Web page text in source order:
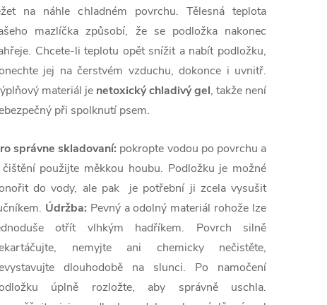
na náhle chladném povrchu. Tělesná teplota
mazlíčka způsobí, že se podložka nakonec
Chcete-li teplotu opět snížit a nabít podložku,
jej na čerstvém vzduchu, dokonce i uvnitř.
materiál je netoxický chladivý gel, takže není
při spolknutí psem.
správne skladovaní: pokropte vodou po povrchu a
použijte měkkou houbu. Podložku je možné
do vody, ale pak je potřební ji zcela vysušit
Údržba: Pevný a odolný materiál rohože lze
otřít vlhkým hadříkem. Povrch silně
nemyjte ani chemicky nečistěte,
dlouhodobě na slunci. Po namočení
úplně rozložte, aby správně uschla.